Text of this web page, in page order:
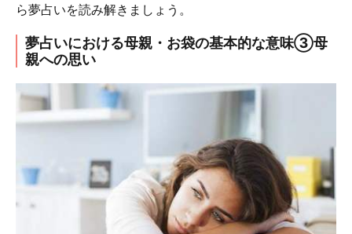
ら夢占いを読み解きましょう。
夢占いにおける母親・お袋の基本的な意味③母
親への思い